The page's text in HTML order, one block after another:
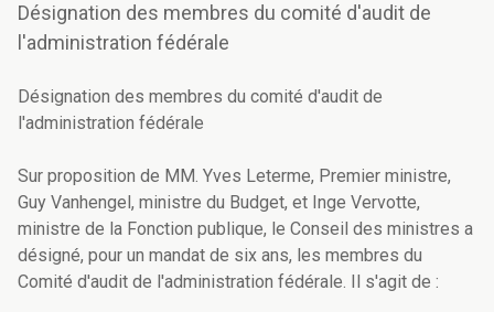
Désignation des membres du comité d'audit de
l'administration fédérale
Désignation des membres du comité d'audit de
l'administration fédérale
Sur proposition de MM. Yves Leterme, Premier ministre,
Guy Vanhengel, ministre du Budget, et Inge Vervotte,
ministre de la Fonction publique, le Conseil des ministres a
désigné, pour un mandat de six ans, les membres du
Comité d'audit de l'administration fédérale. Il s'agit de :